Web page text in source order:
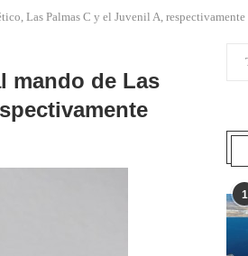
Las Palmas C y el Juvenil A, respectivamente
mando de Las
1